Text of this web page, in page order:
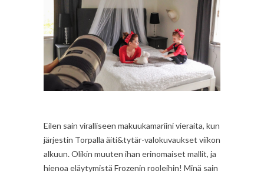
Eilen sain viralliseen makuukamariini vieraita, kun
järjestin Torpalla äiti&tytär-valokuvaukset viikon
alkuun. Olikin muuten ihan erinomaiset mallit, ja
hienoa eläytymistä Frozenin rooleihin! Minä sain